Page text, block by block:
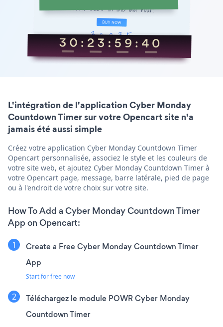
L'intégration de l'application Cyber Monday
Countdown Timer sur votre Opencart site n'a
jamais été aussi simple
Créez votre application Cyber Monday Countdown Timer
Opencart personnalisée, associez le style et les couleurs de
votre site web, et ajoutez Cyber Monday Countdown Timer à
votre Opencart page, message, barre latérale, pied de page
ou à l'endroit de votre choix sur votre site.
How To Add a Cyber Monday Countdown Timer
App on Opencart:
Create a Free Cyber Monday Countdown Timer
App
Start for free now
Téléchargez le module POWR Cyber Monday
Countdown Timer